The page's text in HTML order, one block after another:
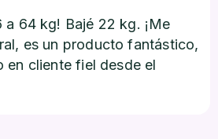
a 64 kg! Bajé 22 kg. ¡Me
es un producto fantástico,
en cliente fiel desde el